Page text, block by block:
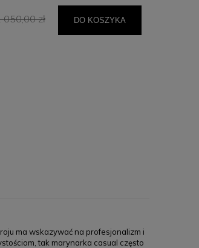
050,00 zł DO KOSZYKA
ma wskazywać na profesjonalizm i
tak marynarka casual często